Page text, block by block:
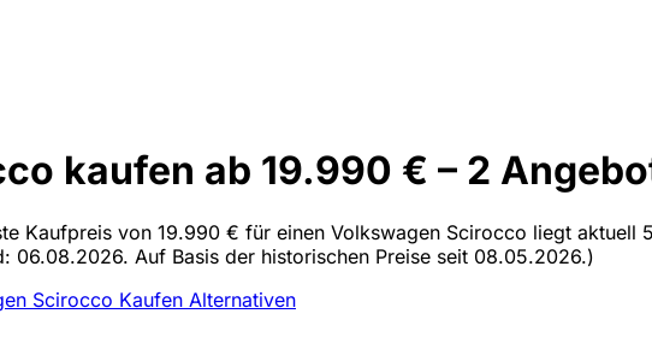
kaufen ab 19.990 € – 2
Kaufpreis von 19.990 € für einen Volkswagen Scirocco liegt
06.08.2026. Auf Basis der historischen Preise seit 08.05.2026.)
Scirocco Kaufen Alternativen